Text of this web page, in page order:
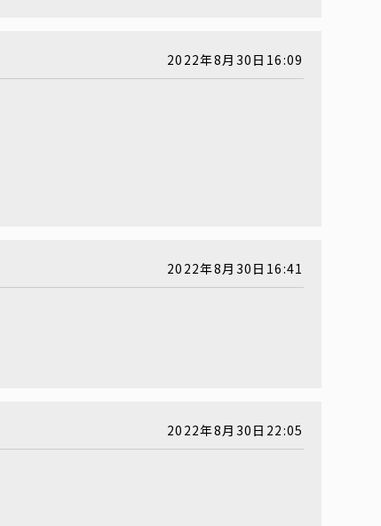
2022年8月30日16:09
2022年8月30日16:41
2022年8月30日22:05